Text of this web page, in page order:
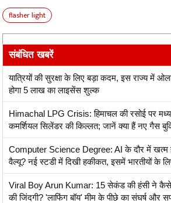
flasher light
संबंधित खबरें
यात्रियों की सुरक्षा के लिए बड़ा कदम, इस राज्य में
होगा 5 लाख का लाइसेंस शुल्क
Himachal LPG Crisis: हिमाचल की रसोई पर मध्य-
कमर्शियल सिलेंडर की किल्लत; जानें क्या हैं नए गैस
Computer Science Degree: AI के दौर में खत्म
वैल्यू? नई स्टडी में दिखी हकीकत, इसमें भारतीयों के
Viral Boy Arun Kumar: 15 सेकंड की हंसी ने
की जिंदगी? 'लाफिंग बॉय' मीम के पीछे का संघर्ष और